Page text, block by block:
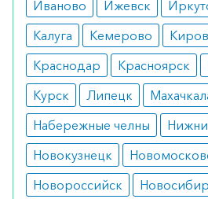
проблемы с печенью;
период беременности
Как принимать
Для взрослых
таблетку в день или по
Как оформить заказ?
Вы можете заказать препарат
Иваново
Ижевск
Калуга
Кемерово Киров
Краснодар
Красноярск
Курск
Липецк
Набережные челны
Новокузнецк
Новороссийск